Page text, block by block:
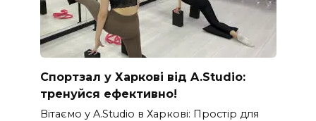
Спортзал у Харкові від A.Studio:
тренуйся ефективно!
Вітаємо у A.Studio в Харкові: Простір для